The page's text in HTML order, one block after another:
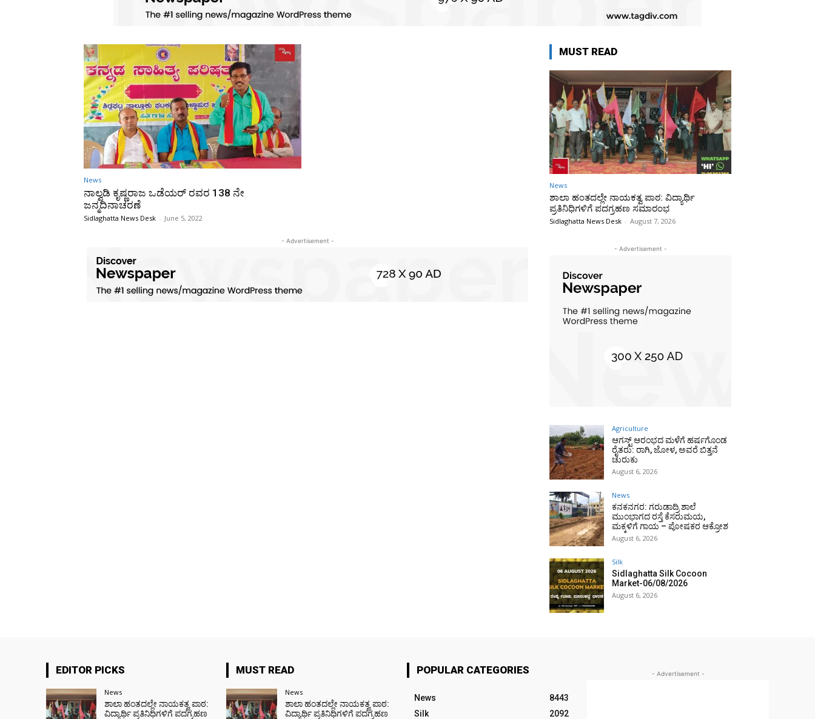
News
ನಾಲ್ವಡಿ ಕೃಷ್ಣರಾಜ ಒಡೆಯರ್ ರವರ 138 ನೇ
ಜನ್ಮದಿನಾಚರಣೆ
Sidlaghatta News Desk - June 5, 2022
- Advertisement -
MUST READ
News
ಶಾಲಾ ಹಂತದಲ್ಲೇ ನಾಯಕತ್ವ ಪಾಠ: ವಿದ್ಯಾರ್ಥಿ
ಪ್ರತಿನಿಧಿಗಳಿಗೆ ಪದಗ್ರಹಣ ಸಮಾರಂಭ
Sidlaghatta News Desk - August 7, 2026
- Advertisement -
Agriculture
ಆಗಸ್ಟ್ ಆರಂಭದ ಮಳೆಗೆ ಹರ್ಷಗೊಂಡ
ರೈತರು: ರಾಗಿ, ಜೋಳ, ಅವರೆ ಬಿತ್ತನೆ
ಚುರುಕು
August 6, 2026
News
ಕನಕನಗರ: ಗರುಡಾದ್ರಿ ಶಾಲೆ
ಮುಂಭಾಗದ ರಸ್ತೆ ಕೆಸರುಮಯ,
ಮಕ್ಕಳಿಗೆ ಗಾಯ – ಪೋಷಕರ ಆಕ್ರೋಶ
August 6, 2026
Silk
Sidlaghatta Silk Cocoon
Market-06/08/2026
August 6, 2026
EDITOR PICKS
News
ಶಾಲಾ ಹಂತದಲ್ಲೇ ನಾಯಕತ್ವ ಪಾಠ:
ವಿದ್ಯಾರ್ಥಿ ಪ್ರತಿನಿಧಿಗಳಿಗೆ ಪದಗ್ರಹಣ
MUST READ
News
ಶಾಲಾ ಹಂತದಲ್ಲೇ ನಾಯಕತ್ವ ಪಾಠ:
ವಿದ್ಯಾರ್ಥಿ ಪ್ರತಿನಿಧಿಗಳಿಗೆ ಪದಗ್ರಹಣ
POPULAR CATEGORIES
News
8443
Silk
2092
- Advertisement -